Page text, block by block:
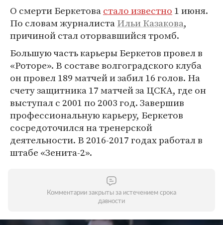
О смерти Беркетовастало известно 1 июня.
По словам журналистаИльи Казакова,
причиной стал оторвавшийся тромб.
Большую часть карьеры Беркетов провел в
«Роторе». В составе волгоградского клуба
он провел 189 матчей и забил 16 голов. На
счету защитника 17 матчей за ЦСКА, где он
выступал с 2001 по 2003 год. Завершив
профессиональную карьеру, Беркетов
сосредоточился на тренерской
деятельности. В 2016-2017 годах работал в
штабе «Зенита-2».
Комментарии закрыты за истечением срока
давности